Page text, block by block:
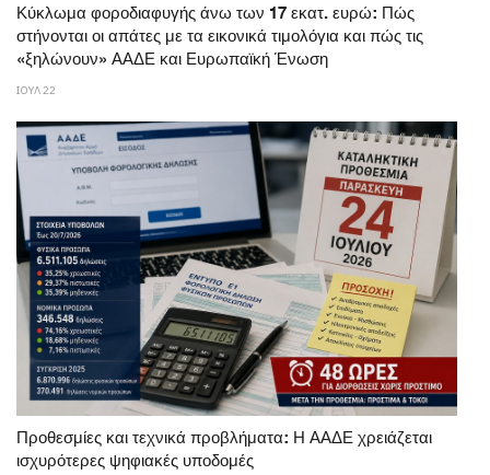
Κύκλωμα φοροδιαφυγής άνω των 17 εκατ. ευρώ: Πώς
στήνονται οι απάτες με τα εικονικά τιμολόγια και πώς τις
«ξηλώνουν» ΑΑΔΕ και Ευρωπαϊκή Ένωση
ΙΟΥΛ 22
Προθεσμίες και τεχνικά προβλήματα: Η ΑΑΔΕ χρειάζεται
ισχυρότερες ψηφιακές υποδομές